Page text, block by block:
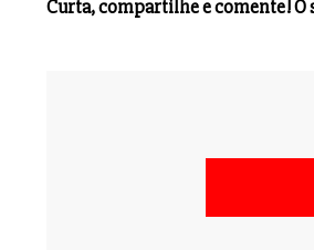
Curta, compartilhe e comente!